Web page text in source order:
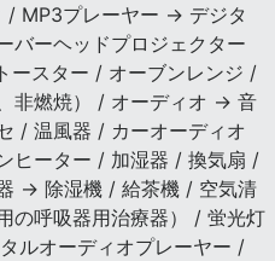
/ MP3プレーヤー → デジタ
バーヘッドプロジェクター
ースター / オーブンレンジ /
非燃焼） / オーディオ → 音
/ 温風器 / カーオーディオ
ヒーター / 加湿器 / 換気扇 /
→ 除湿機 / 給茶機 / 空気清
の呼吸器用治療器） / 蛍光灯
ルオーディオプレーヤー /